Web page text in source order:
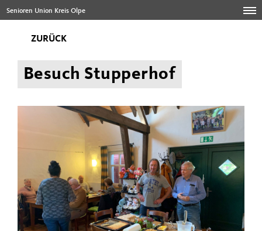
Senioren Union Kreis Olpe
ZURÜCK
Besuch Stupperhof